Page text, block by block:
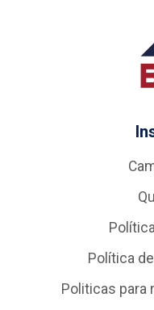
Política
Politicas para